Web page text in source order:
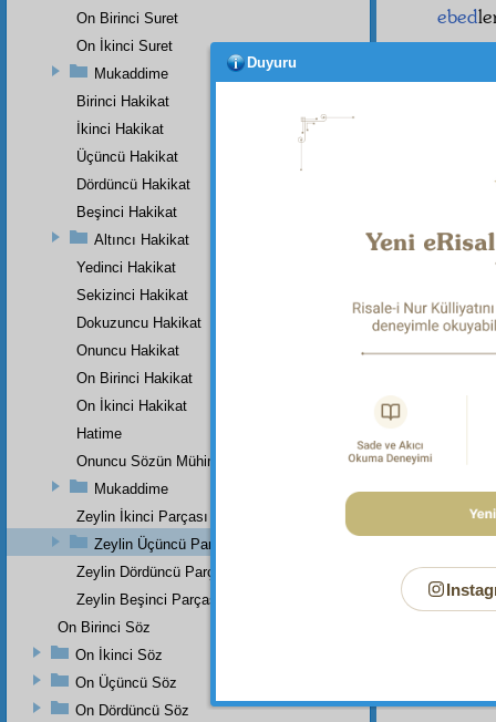
ebed
Dipnot-1
Dipnot-2
Dipnot-3
Dipnot-5
Dipnot-6
"Onlar
On Birinci Suret
On İkinci Suret
Mukaddime
Birinci Hakikat
İkinci Hakikat
Üçüncü Hakikat
Dördüncü Hakikat
Beşinci Hakikat
Altıncı Hakikat
Yedinci Hakikat
Sekizinci Hakikat
Dokuzuncu Hakikat
Onuncu Hakikat
On Birinci Hakikat
On İkinci Hakikat
Hatime
Onuncu Sözün Mühim Bir Zeyli Ve Lâhikasının Birinci Parçası
Mukaddime
Zeylin İkinci Parçası
Zeylin Üçüncü Parçası
Zeylin Dördüncü Parçası
Zeylin Beşinci Parçası
On Birinci Söz
On İkinci Söz
On Üçüncü Söz
On Dördüncü Söz
Duyuru